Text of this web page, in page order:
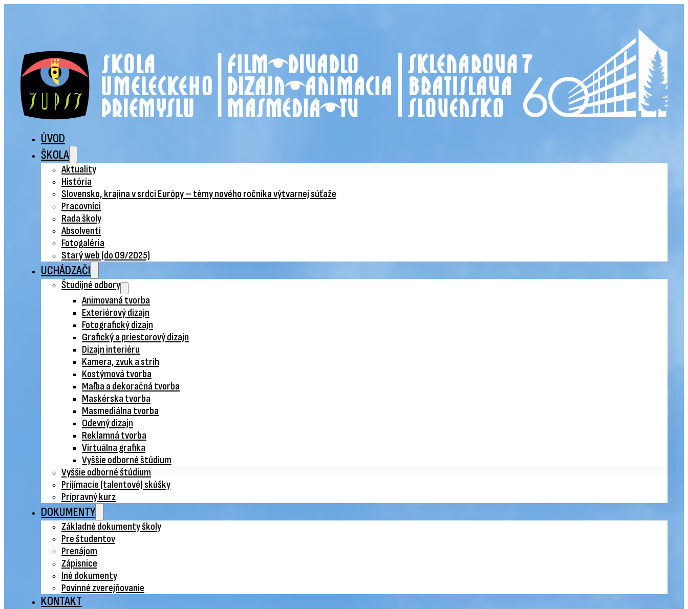
ÚVOD
ŠKOLA
Aktuality
História
Slovensko, krajina v srdci Európy – témy nového ročníka výtvarnej súťaže
Pracovníci
Rada školy
Absolventi
Fotogaléria
Starý web (do 09/2025)
UCHÁDZAČI
Študijné odbory
Animovaná tvorba
Exteriérový dizajn
Fotografický dizajn
Grafický a priestorový dizajn
Dizajn interiéru
Kamera, zvuk a strih
Kostýmová tvorba
Maľba a dekoračná tvorba
Maskérska tvorba
Masmediálna tvorba
Odevný dizajn
Reklamná tvorba
Virtuálna grafika
Vyššie odborné štúdium
Vyššie odborné štúdium
Prijímacie (talentové) skúšky
Prípravný kurz
DOKUMENTY
Základné dokumenty školy
Pre študentov
Prenájom
Zápisnice
Iné dokumenty
Povinné zverejňovanie
KONTAKT